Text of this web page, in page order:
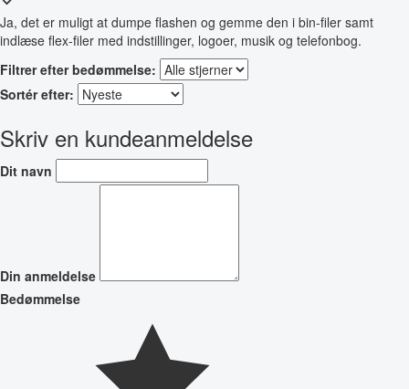
Ja, det er muligt at dumpe flashen og gemme den i bin-filer samt
indlæse flex-filer med indstillinger, logoer, musik og telefonbog.
Filtrer efter bedømmelse:
Sortér efter:
Skriv en kundeanmeldelse
Dit navn
Din anmeldelse
Bedømmelse